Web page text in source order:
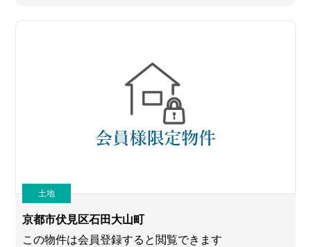
土地
京都市伏見区石田大山町
この物件は会員登録すると閲覧できます